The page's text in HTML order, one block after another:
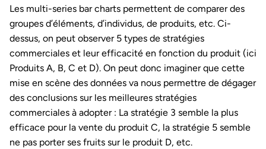
Les multi-series bar charts permettent de comparer des
groupes d’éléments, d’individus, de produits, etc. Ci-
dessus, on peut observer 5 types de stratégies
commerciales et leur efficacité en fonction du produit (ici
Produits A, B, C et D). On peut donc imaginer que cette
mise en scène des données va nous permettre de dégager
des conclusions sur les meilleures stratégies
commerciales à adopter : La stratégie 3 semble la plus
efficace pour la vente du produit C, la stratégie 5 semble
ne pas porter ses fruits sur le produit D, etc.